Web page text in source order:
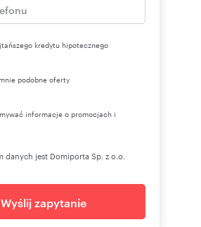
kredytu hipotecznego
podobne oferty
informacje o promocjach i
danych jest Domiporta Sp. z o.o.
Wyślij zapytanie